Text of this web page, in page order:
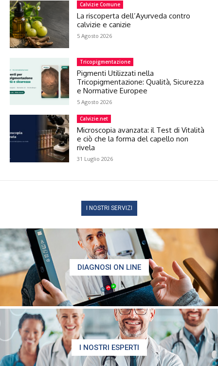
Calvizie Comune
La riscoperta dell’Ayurveda contro
calvizie e canizie
5 Agosto 2026
Tricopigmentazione
Pigmenti Utilizzati nella
Tricopigmentazione: Qualità, Sicurezza
e Normative Europee
5 Agosto 2026
Calvizie.net
Microscopia avanzata: il Test di Vitalità
e ciò che la forma del capello non
rivela
31 Luglio 2026
I NOSTRI SERVIZI
DIAGNOSI ON LINE
I NOSTRI ESPERTI